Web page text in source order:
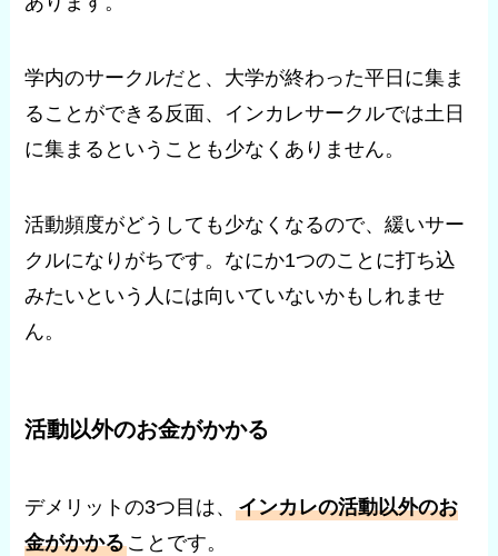
学内のサークルだと、大学が終わった平日に集ま
ることができる反面、インカレサークルでは土日
に集まるということも少なくありません。
活動頻度がどうしても少なくなるので、緩いサー
クルになりがちです。なにか1つのことに打ち込
みたいという人には向いていないかもしれませ
ん。
活動以外のお金がかかる
デメリットの3つ目は、インカレの活動以外のお
金がかかることです。